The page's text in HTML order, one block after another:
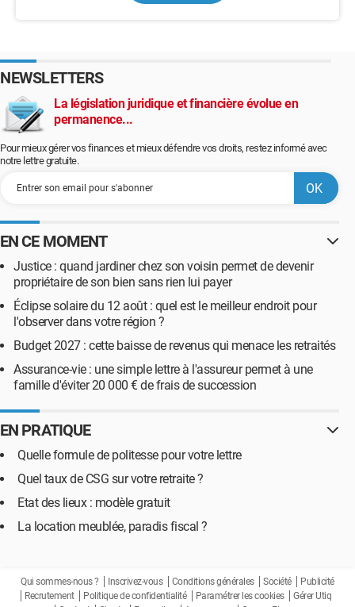
NEWSLETTERS
La législation juridique et financière évolue en
permanence...
Pour mieux gérer vos finances et mieux défendre vos droits, restez informé avec
notre lettre gratuite.
EN CE MOMENT
Justice : quand jardiner chez son voisin permet de devenir
propriétaire de son bien sans rien lui payer
Éclipse solaire du 12 août : quel est le meilleur endroit pour
l'observer dans votre région ?
Budget 2027 : cette baisse de revenus qui menace les retraités
Assurance-vie : une simple lettre à l'assureur permet à une
famille d'éviter 20 000 € de frais de succession
EN PRATIQUE
Quelle formule de politesse pour votre lettre
Quel taux de CSG sur votre retraite ?
Etat des lieux : modèle gratuit
La location meublée, paradis fiscal ?
Qui sommes-nous ? Inscrivez-vous Conditions générales Société
Publicité
Recrutement
Politique de confidentialité Paramétrer les cookies
Gérer Utiq